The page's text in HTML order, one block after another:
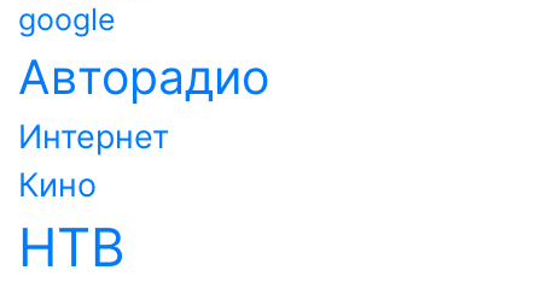
google
Авторадио
Интернет
Кино
НТВ